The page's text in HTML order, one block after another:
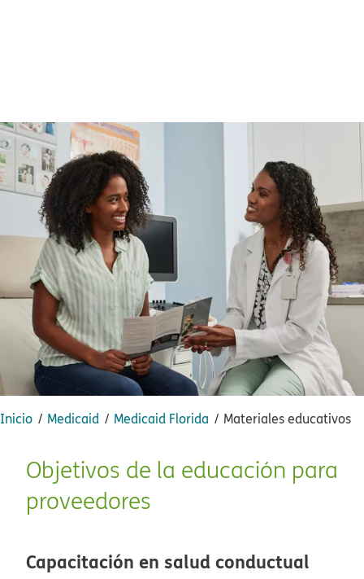
Inicio​​ Medicaid​​ Medicaid Florida​​ Materiales educativos​​
Objetivos de la educación para
proveedores​​
Capacitación en salud conductual​​